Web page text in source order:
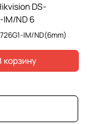
DS-
IM/ND 6
IM/ND(6mm)
корзину